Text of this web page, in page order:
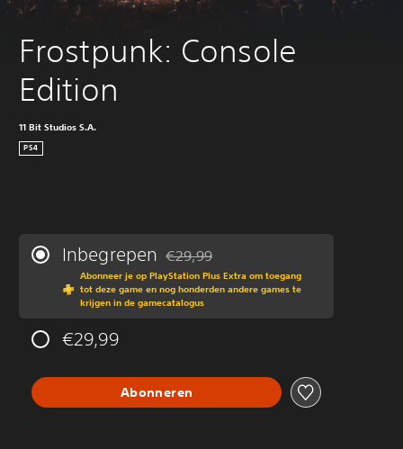
Frostpunk: Console
Edition
11 Bit Studios S.A.
PS4
Inbegrepen Korting ten opzichte van de
€29,99
Abonneer je op PlayStation Plus Extra om toegang
tot deze game en nog honderden andere games te
krijgen in de gamecatalogus
€29,99
Abonneren